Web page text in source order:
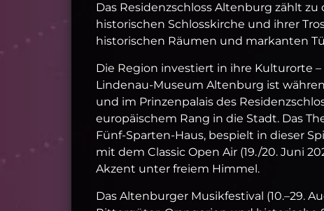
Das Residenzschloss Altenburg zählt
historischen Schlosskirche und ihrer
historischen Räumen und markanten
Die Region investiert in ihre Kulturorte
Lindenau‑Museum Altenburg ist
und im Prinzenpalais des
europäischem Rang in die Stadt. Das
Fünf‑Sparten‑Haus, bespielt in dieser
mit dem Classic Open Air (19./20. Juni
Akzent unter freiem Himmel.
Das Altenburger Musikfestival (10.–29.